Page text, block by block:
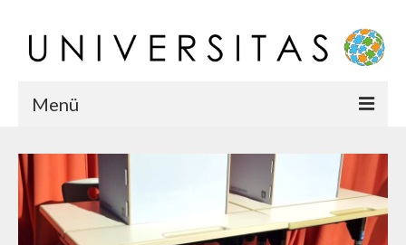
Menü
Startseite
Chronik
Karriere